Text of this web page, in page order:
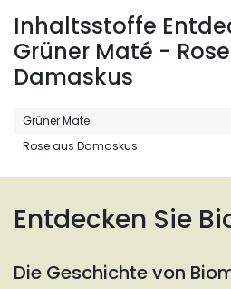
Inhaltsstoffe
Grüner Maté -
Damaskus
Grüner Mate
Rose aus Damaskus
Entdecken Sie
Die Geschichte von